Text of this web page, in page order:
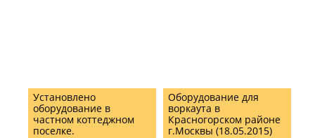
Установлено
оборудование в
частном коттеджном
поселке.
Оборудование для
воркаута в
Красногорском районе
г.Москвы (18.05.2015)